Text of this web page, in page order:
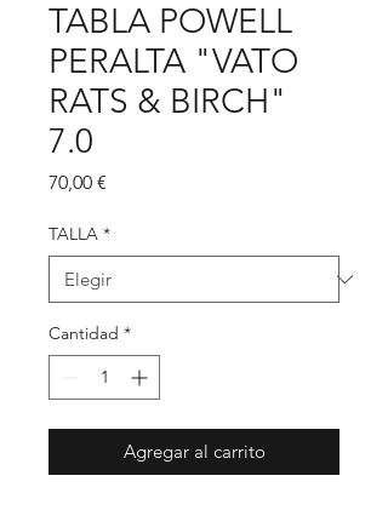
TABLA POWELL
PERALTA "VATO
RATS & BIRCH"
7.0
70,00 €
TALLA *
Cantidad *
Agregar al carrito